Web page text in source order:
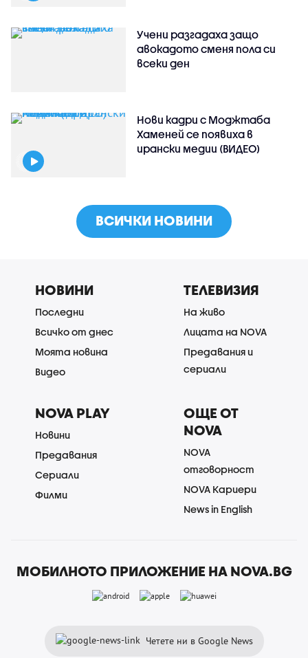
Учени разгадаха защо
авокадото сменя пола си
всеки ден
Нови кадри с Моджтаба
Хаменей се появиха в
ирански медии (ВИДЕО)
ВСИЧКИ НОВИНИ
НОВИНИ
Последни
Всичко от днес
Моята новина
Видео
ТЕЛЕВИЗИЯ
На живо
Лицата на NOVA
Предавания и
сериали
NOVA PLAY
Новини
Предавания
Сериали
Филми
ОЩЕ ОТ
NOVA
NOVA
отговорност
NOVA Кариери
News in English
МОБИЛНОТО ПРИЛОЖЕНИЕ НА NOVA.BG
Четете ни в Google News